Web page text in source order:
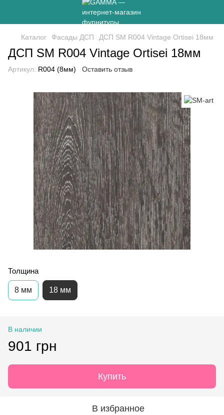
Каталог Фасады ДСП ДСП SM R004 Vintage Ortisei 18мм
ДСП SM R004 Vintage Ortisei 18мм
Артикул: R004 (8мм) Оставить отзыв
Толщина
8 мм 18 мм
В наличии
901 грн
Купить
В избранное